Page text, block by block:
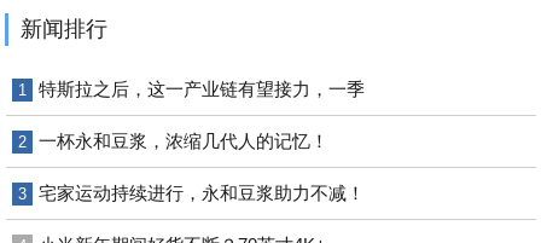
新闻排行
1 特斯拉之后，这一产业链有望接力，一季
2 一杯永和豆浆，浓缩几代人的记忆！
3 宅家运动持续进行，永和豆浆助力不减！